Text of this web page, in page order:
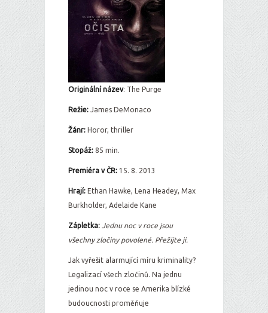
Originální název: The Purge
Režie: James DeMonaco
Žánr: Horor, thriller
Stopáž: 85 min.
Premiéra v ČR: 15. 8. 2013
Hrají: Ethan Hawke, Lena Headey, Max
Burkholder, Adelaide Kane
Zápletka: Jednu noc v roce jsou
všechny zločiny povolené. Přežijte ji.
Jak vyřešit alarmující míru kriminality?
Legalizací všech zločinů. Na jednu
jedinou noc v roce se Amerika blízké
budoucnosti proměňuje